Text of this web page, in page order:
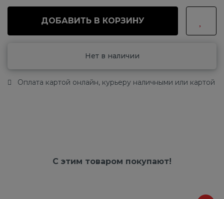
ДОБАВИТЬ В КОРЗИНУ
Нет в наличии
Оплата картой онлайн, курьеру наличными или картой
С этим товаром покупают!